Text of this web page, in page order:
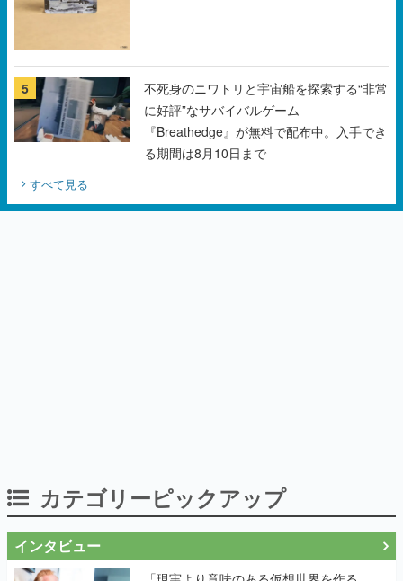
『Breathedge』が無料で配布中。入手でき
る期間は8月10日まで
すべて見る
「現実より意味のある仮想世界を作る」
──『EVE Online』の生みの親が18年掲げ
く本気だった